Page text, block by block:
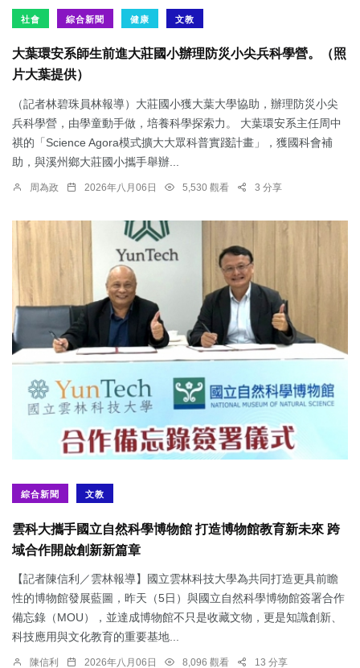
社會 綜合新聞 健康 文教
大葉環安系師生前進大莊國小辦理防災小尖兵科學營。（照
片大葉提供）
（記者林碧珠員林報導）大莊國小獲大葉大學協助，辦理防災小尖
兵科學營，由學童動手做，培養科學探索力。 大葉環安系主任周中
祺的「Science Agora模式擴大大眾科普實踐計畫」，獲國科會補
助，與溪州鄉大莊國小攜手舉辦...
周為政 2026年八月06日 5,530 觀看 3 分享
綜合新聞 文教
雲科大攜手國立自然科學博物館 打造博物館教育新未來 跨
域合作開啟創新新篇章
【記者陳信利／雲林報導】國立雲林科技大學為共同打造更具前瞻
性的博物館發展藍圖，昨天（5日）與國立自然科學博物館簽署合作
備忘錄（MOU），並達成博物館不只是收藏文物，更是知識創新、
科技應用與文化教育的重要基地...
陳信利 2026年八月06日 8,096 觀看 13 分享